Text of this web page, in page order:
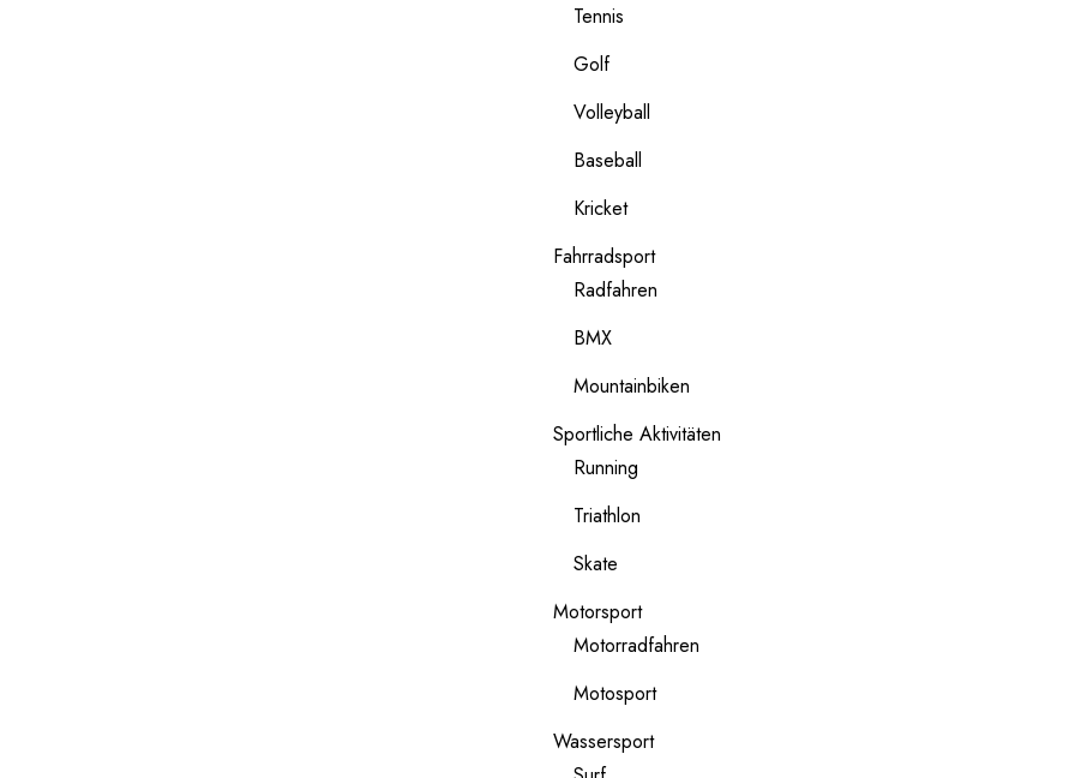
Tennis
Golf
Volleyball
Baseball
Kricket
Fahrradsport
Radfahren
BMX
Mountainbiken
Sportliche Aktivitäten
Running
Triathlon
Skate
Motorsport
Motorradfahren
Motosport
Wassersport